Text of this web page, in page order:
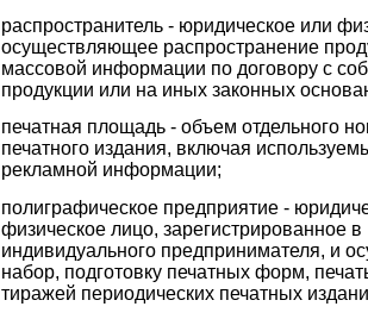
распространитель - юридическое или
осуществляющее распространение
массовой информации по договору с
продукции или на иных законных
печатная площадь - объем отдельного
печатного издания, включая
рекламной информации;
полиграфическое предприятие -
физическое лицо, зарегистрированное в
индивидуального предпринимателя, и
набор, подготовку печатных форм,
тиражей периодических печатных